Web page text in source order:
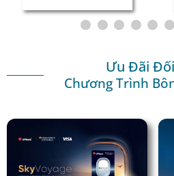
Chi tiêu quốc tế x3
dặm thưởng!
Ưu Đãi
Chương Trình